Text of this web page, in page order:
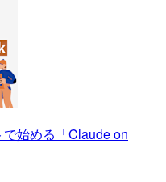
で始める「Claude on